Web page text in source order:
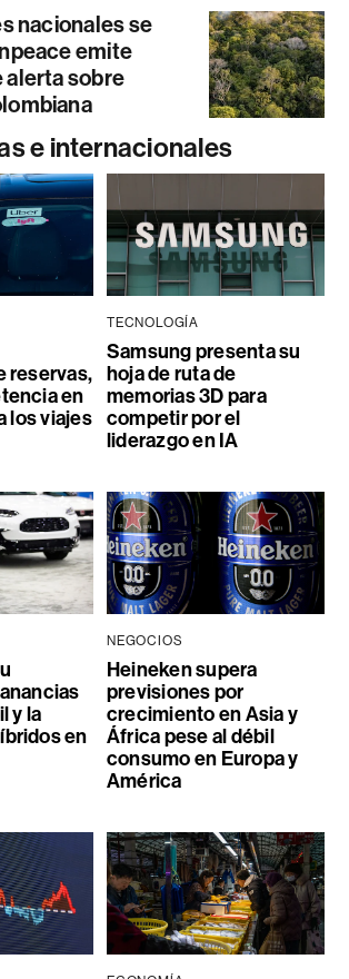
nacionales se
emite
sobre
e internacionales
reservas,
en
los viajes
TECNOLOGÍA
Samsung presenta su
hoja de ruta de
memorias 3D para
competir por el
liderazgo en IA
y la
en
NEGOCIOS
Heineken supera
previsiones por
crecimiento en Asia y
África pese al débil
consumo en Europa y
América